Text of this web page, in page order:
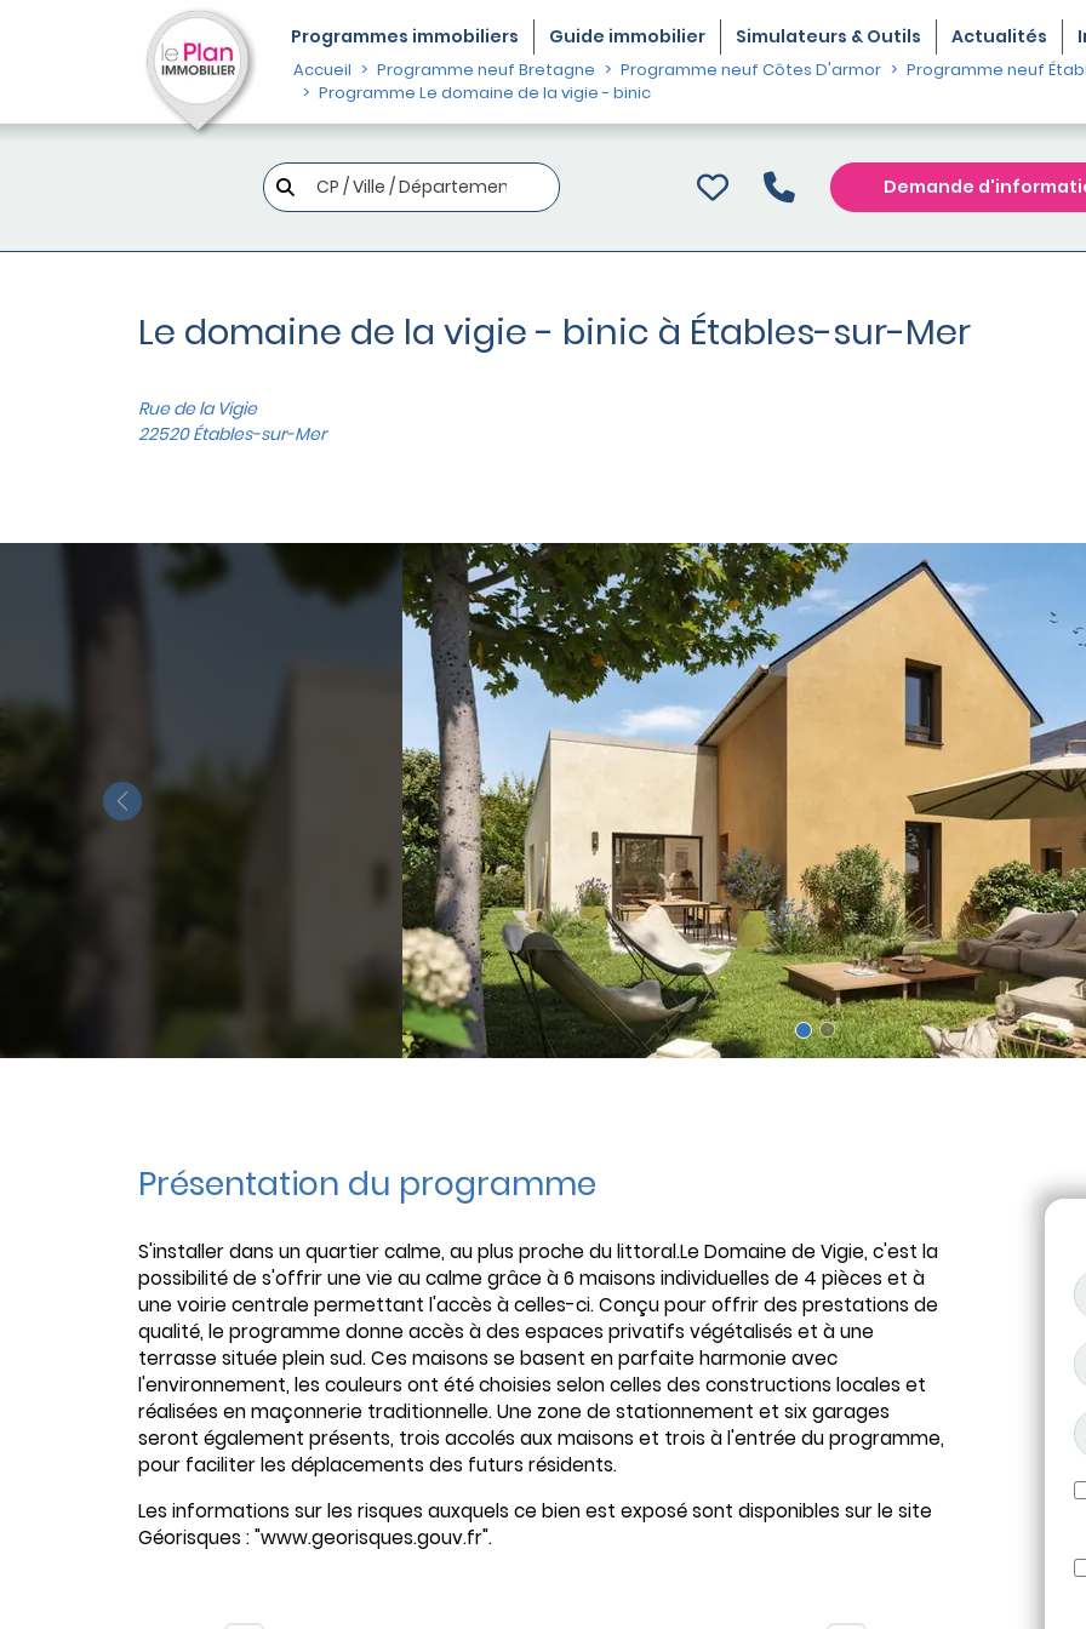
Programmes immobiliers Guide immobilier Simulateurs & Outils Actualités
Accueil Programme neuf Bretagne Programme neuf Côtes D'armor
Programme neuf
Programme Le domaine de la vigie - binic
Demande
Le domaine de la vigie - binic à Étables-sur-Mer
Rue de la Vigie
22520 Étables-sur-Mer
Previous
Présentation du programme
S'installer dans un quartier calme, au plus proche du littoral.Le Domaine de Vigie, c'est la
possibilité de s'offrir une vie au calme grâce à 6 maisons individuelles de 4 pièces et à
une voirie centrale permettant l'accès à celles-ci. Conçu pour offrir des prestations de
qualité, le programme donne accès à des espaces privatifs végétalisés et à une
terrasse située plein sud. Ces maisons se basent en parfaite harmonie avec
l'environnement, les couleurs ont été choisies selon celles des constructions locales et
réalisées en maçonnerie traditionnelle. Une zone de stationnement et six garages
seront également présents, trois accolés aux maisons et trois à l'entrée du programme,
pour faciliter les déplacements des futurs résidents.
Les informations sur les risques auxquels ce bien est exposé sont disponibles sur le site
Géorisques : "www.georisques.gouv.fr".